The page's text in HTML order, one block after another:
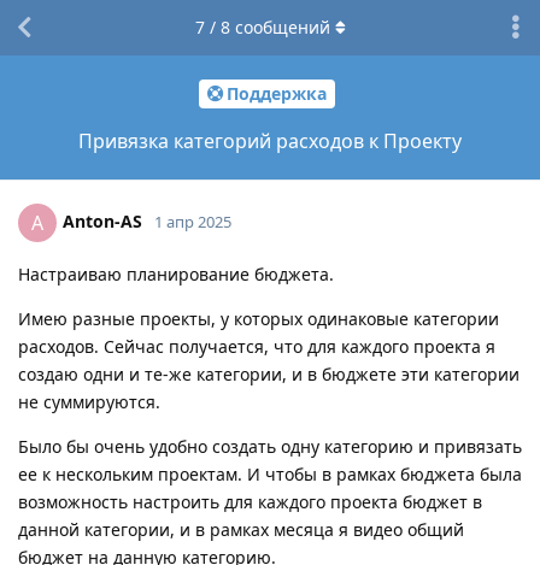
Поддержка
Привязка категорий расходов к Проекту
7/ 8сообщений
A Anton-AS 1 апр 2025
Настраиваю планирование бюджета.
Имею разные проекты, у которых одинаковые категории
расходов. Сейчас получается, что для каждого проекта я
создаю одни и те-же категории, и в бюджете эти категории
не суммируются.
Было бы очень удобно создать одну категорию и привязать
ее к нескольким проектам. И чтобы в рамках бюджета была
возможность настроить для каждого проекта бюджет в
данной категории, и в рамках месяца я видео общий
бюджет на данную категорию.